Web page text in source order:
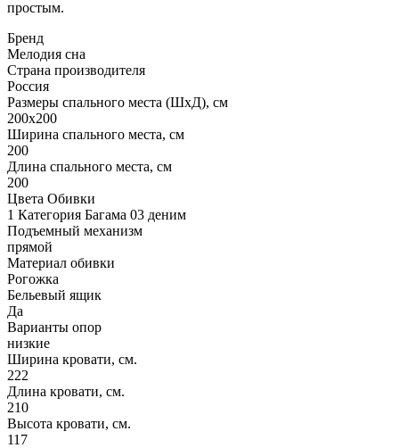
простым.
Бренд
Мелодия сна
Страна производителя
Россия
Размеры спального места (ШхД), см
200х200
Ширина спального места, см
200
Длина спального места, см
200
Цвета Обивки
1 Категория Багама 03 деним
Подъемный механизм
прямой
Материал обивки
Рогожка
Бельевый ящик
Да
Варианты опор
низкие
Ширина кровати, см.
222
Длина кровати, см.
210
Высота кровати, см.
117